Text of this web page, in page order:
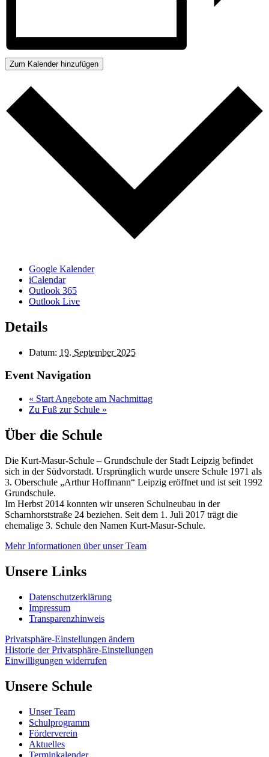
Zum Kalender hinzufügen
Google Kalender
iCalendar
Outlook 365
Outlook Live
Details
Datum: 19. September 2025
Event Navigation
« Start Angebote am Nachmittag
Zu Fuß zur Schule »
Über die Schule
Die Kurt-Masur-Schule – Grundschule der Stadt Leipzig befindet
sich in der Südvorstadt. Ursprünglich wurde unsere Schule 1971 als
3. Oberschule „Arthur Hoffmann“ Leipzig eröffnet und ist seit 1992
Grundschule.
Im Herbst 2014 konnten wir unseren Schulneubau in der
Scharnhorststraße 24 beziehen. Seit dem 1. Juli 2017 trägt die
ehemalige 3. Schule den Namen Kurt-Masur-Schule.
Mehr Informationen über unser Team
Unsere Links
Datenschutzerklärung
Impressum
Transparenzhinweis
Privatsphäre-Einstellungen ändern
Historie der Privatsphäre-Einstellungen
Einwilligungen widerrufen
Unsere Schule
Unser Team
Schulprogramm
Förderverein
Aktuelles
Terminkalender